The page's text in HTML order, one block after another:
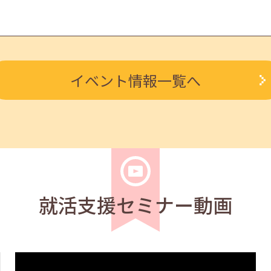
で好感度アップ ～きれいな字を書く法則～ 11:00～
の優良企業の探し方と経済構造 17:00～18:00
イベント情報一覧へ
就活支援セミナー動画